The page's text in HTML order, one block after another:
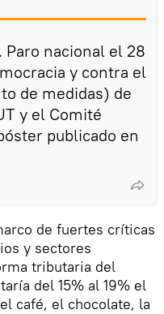
Paro nacional el 28
y contra el
de medidas) de
y el Comité
publicado en
de fuertes críticas
y sectores
tributaria del
del 15% al 19% el
café, el chocolate, la